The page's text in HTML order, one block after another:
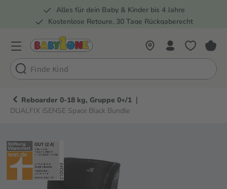
Zur Hauptnavigation springen
Alles für dein Baby & Kinder bis 4 Jahre
Kostenlose Retoure, 30 Tage Rückgaberecht
Reboarder 0-18 kg, Gruppe 0+/1 |
DUALFIX iSENSE Space Black Bundle